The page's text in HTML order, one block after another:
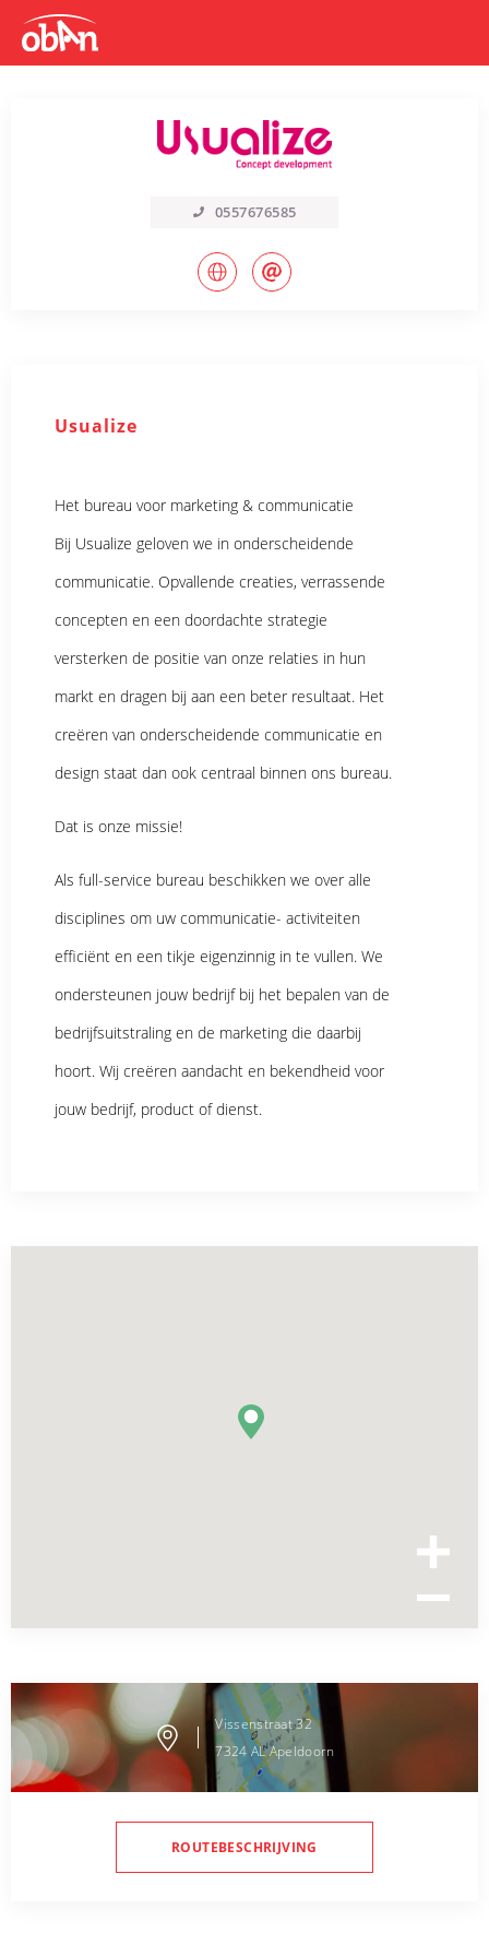
Vissenstraat32
7324 ALApeldoorn
ROUTEBESCHRIJVING
0557676585
Usualize
Het bureau voor marketing & communicatie
Bij Usualize geloven we in onderscheidende
communicatie. Opvallende creaties, verrassende
concepten en een doordachte strategie
versterken de positie van onze relaties in hun
markt en dragen bij aan een beter resultaat. Het
creëren van onderscheidende communicatie en
design staat dan ook centraal binnen ons bureau.
Dat is onze missie!
Als full-service bureau beschikken we over alle
disciplines om uw communicatie- activiteiten
efficiënt en een tikje eigenzinnig in te vullen. We
ondersteunen jouw bedrijf bij het bepalen van de
bedrijfsuitstraling en de marketing die daarbij
hoort. Wij creëren aandacht en bekendheid voor
jouw bedrijf, product of dienst.